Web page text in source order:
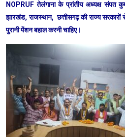
NOPRUF तेलंगाना के प्रांतीय अध्यक्ष संपत
झारखंड, राजस्थान, छत्तीसगढ़ की राज्य सरकारों
पुरानी पेंशन बहाल करनी चाहिए।